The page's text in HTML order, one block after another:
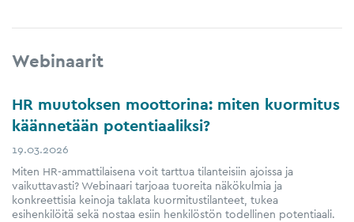
Webinaarit
HR muutoksen moottorina: miten kuormitus
käännetään potentiaaliksi?
19.03.2026
Miten HR-ammattilaisena voit tarttua tilanteisiin ajoissa ja
vaikuttavasti? Webinaari tarjoaa tuoreita näkökulmia ja
konkreettisia keinoja taklata kuormitustilanteet, tukea
esihenkilöitä sekä nostaa esiin henkilöstön todellinen potentiaali.